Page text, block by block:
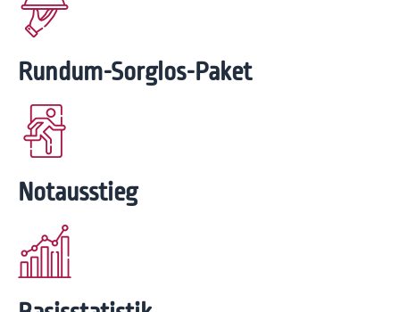
Rundum-Sorglos-Paket
Notausstieg